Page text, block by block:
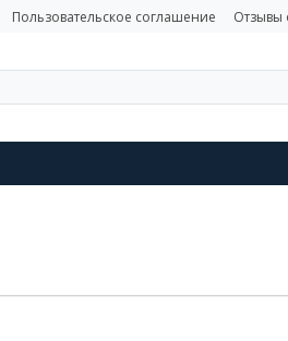
Пользовательское соглашение Отзывы